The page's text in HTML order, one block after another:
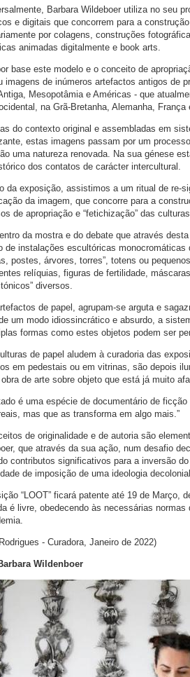
Barbara Wildeboer utiliza no seu
e digitais que concorrem para a
por colagens, construções
animadas digitalmente e book arts.
base este modelo e o conceito de
imagens de inúmeros artefactos antigos de
Mesopotâmia e Américas - que
na Grã-Bretanha, Alemanha, França
do contexto original e assembladas em
estas imagens passam por um
uma natureza renovada. Na sua génese
dos contatos de carácter intercultural.
da exposição, assistimos a um ritual de re-
da imagem, que concorre para a
de apropriação e “fetichização” das
da mostra e do debate que através
de instalações escultóricas
postes, árvores, torres”, totens ou
relíquias, figuras de fertilidade,
diversos.
de papel, agrupam-se arguta e
um modo idiossincrático e absurdo, a
formas como estes objetos podem ser
de papel aludem à curadoria das
em pedestais ou em vitrinas, são depois
de arte sobre objeto que está já muito
é uma espécie de documentário de
mas que as transforma em algo mais.”
de originalidade e de autoria são
que através da sua ação, num desafio
contributos significativos para a inversão
de imposição de uma ideologia
“LOOT” ficará patente até 19 de Março,
é livre, obedecendo às necessárias
- Curadora, Janeiro de 2022)
Wildenboer